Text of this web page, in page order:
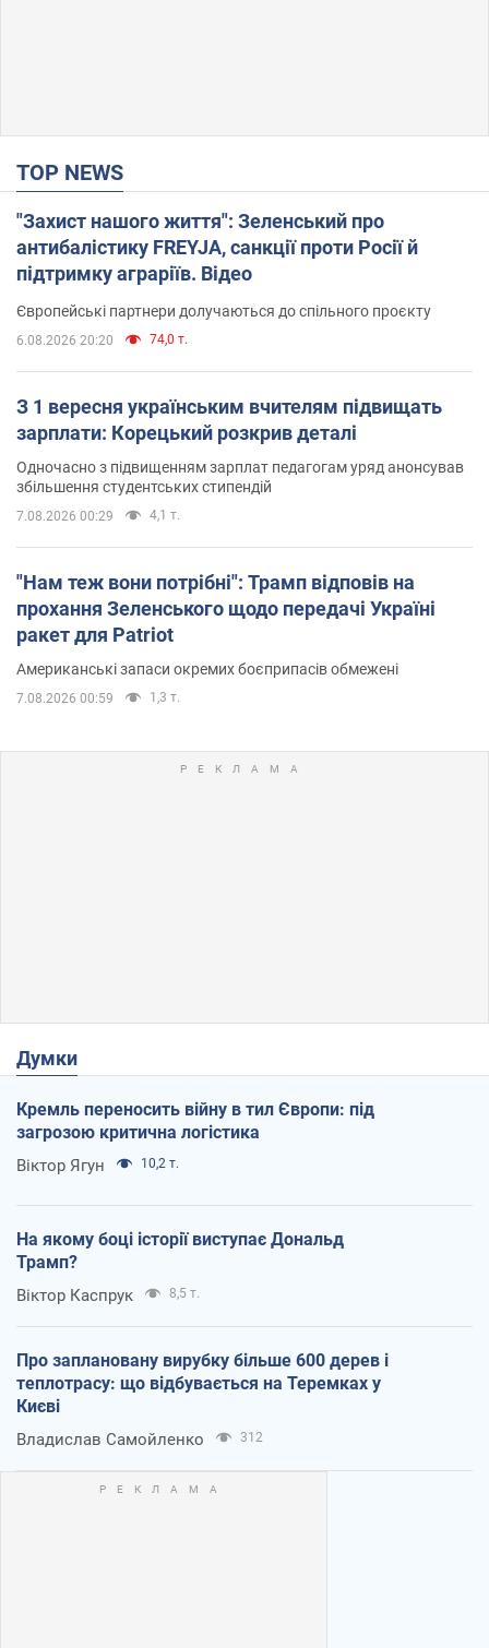
TOP NEWS
"Захист нашого життя": Зеленський про
антибалістику FREYJA, санкції проти Росії й
підтримку аграріїв. Відео
Європейські партнери долучаються до спільного проєкту
6.08.2026 20:20 74,0 т.
З 1 вересня українським вчителям підвищать
зарплати: Корецький розкрив деталі
Одночасно з підвищенням зарплат педагогам уряд анонсував
збільшення студентських стипендій
7.08.2026 00:29 4,1 т.
"Нам теж вони потрібні": Трамп відповів на
прохання Зеленського щодо передачі Україні
ракет для Patriot
Американські запаси окремих боєприпасів обмежені
7.08.2026 00:59 1,3 т.
Думки
Кремль переносить війну в тил Європи: під
загрозою критична логістика
Віктор Ягун 10,2 т.
На якому боці історії виступає Дональд
Трамп?
Віктор Каспрук 8,5 т.
Про заплановану вирубку більше 600 дерев і
теплотрасу: що відбувається на Теремках у
Києві
Владислав Самойленко 312